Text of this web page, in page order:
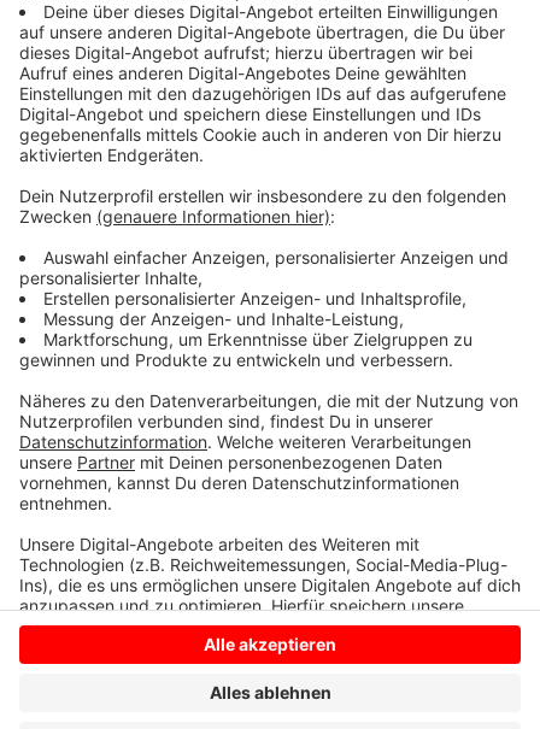
herauszugeben. Mit der Beute flüchtete er dann zu
Fuß Richtung Kreisverkehr Lichtgitter.
Beschreibung:
Der Täter war etwa 1 Meter 70 Meter groß, hatte
blondes, kurz geschorenes Haar und sprach mit einem
russischen Akzent. Er trug ein dunkles Hoodie, lederne
Handschuhe, eine braune Dreiviertelhose sowie
Sicherheitsschuhe mit einer Stahlkappe.
Hinweise bitte an die Kripo in Borken unter 02861/
9000.
Anzeige